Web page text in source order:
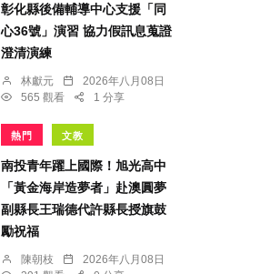
彰化縣後備輔導中心支援「同
心36號」演習 協力假訊息蒐證
澄清演練
林獻元
2026年八月08日
565 觀看
1 分享
熱門 文教
南投青年躍上國際！旭光高中
「黃金海岸造夢者」赴澳圓夢
副縣長王瑞德代許縣長授旗鼓
勵祝福
陳朝枝
2026年八月08日